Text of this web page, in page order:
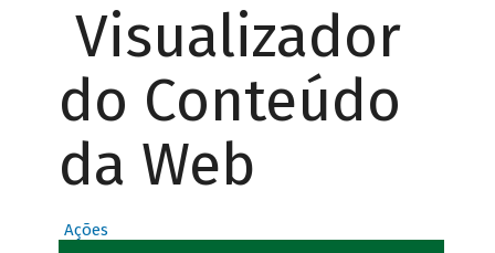
Visualizador
do Conteúdo
da Web
Ações